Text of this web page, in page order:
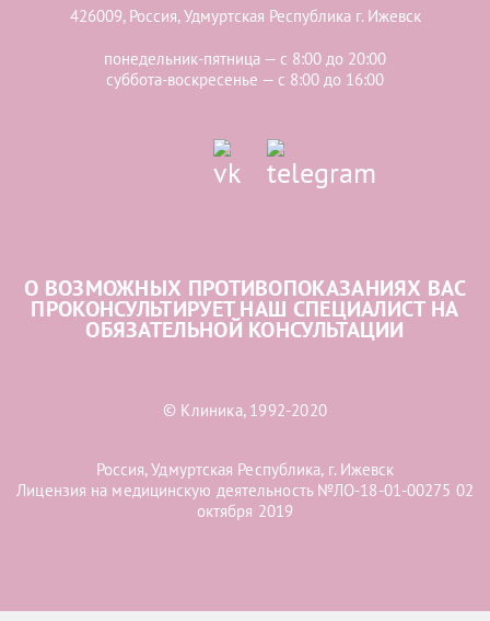
426009, Россия, Удмуртская Республика г. Ижевск
понедельник-пятница — с 8:00 до 20:00
суббота-воскресенье — с 8:00 до 16:00
О ВОЗМОЖНЫХ ПРОТИВОПОКАЗАНИЯХ ВАС
ПРОКОНСУЛЬТИРУЕТ НАШ СПЕЦИАЛИСТ НА
ОБЯЗАТЕЛЬНОЙ КОНСУЛЬТАЦИИ
© Клиника, 1992-2020
Россия, Удмуртская Республика, г. Ижевск
Лицензия на медицинскую деятельность №ЛО-18-01-00275 02
октября 2019